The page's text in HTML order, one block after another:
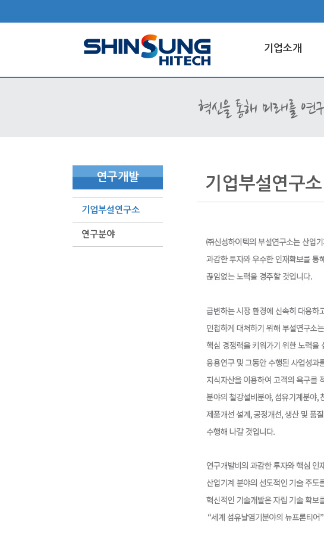
기업소개
연구개발
기업부설연구소
연구분야
기업부설연구소